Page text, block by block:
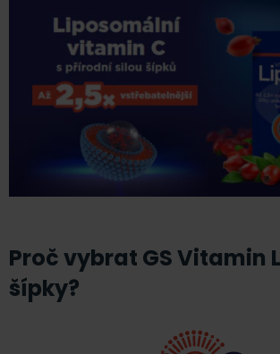
Proč vybrat GS Vitamin
šípky?